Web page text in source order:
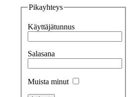
Pikayhteys
Käyttäjätunnus
Salasana
Muista minut